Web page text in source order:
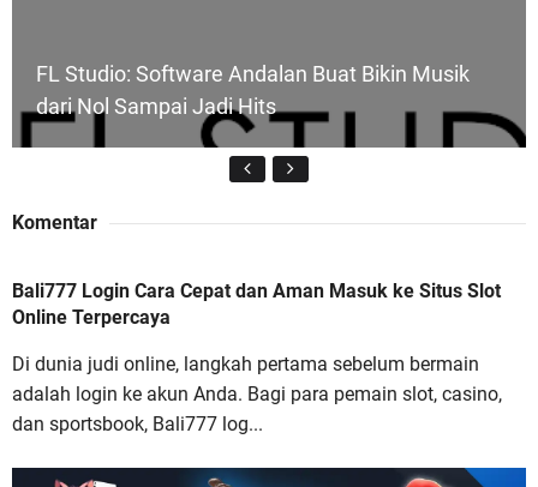
FL Studio: Software Andalan Buat Bikin Musik
dari Nol Sampai Jadi Hits
Bali777 Login Cara Cepat dan Aman Masuk ke
Komentar
Bali777 Login Cara Cepat dan Aman Masuk ke Situs Slot
Online Terpercaya
Di dunia judi online, langkah pertama sebelum bermain
adalah login ke akun Anda. Bagi para pemain slot, casino,
dan sportsbook, Bali777 log...